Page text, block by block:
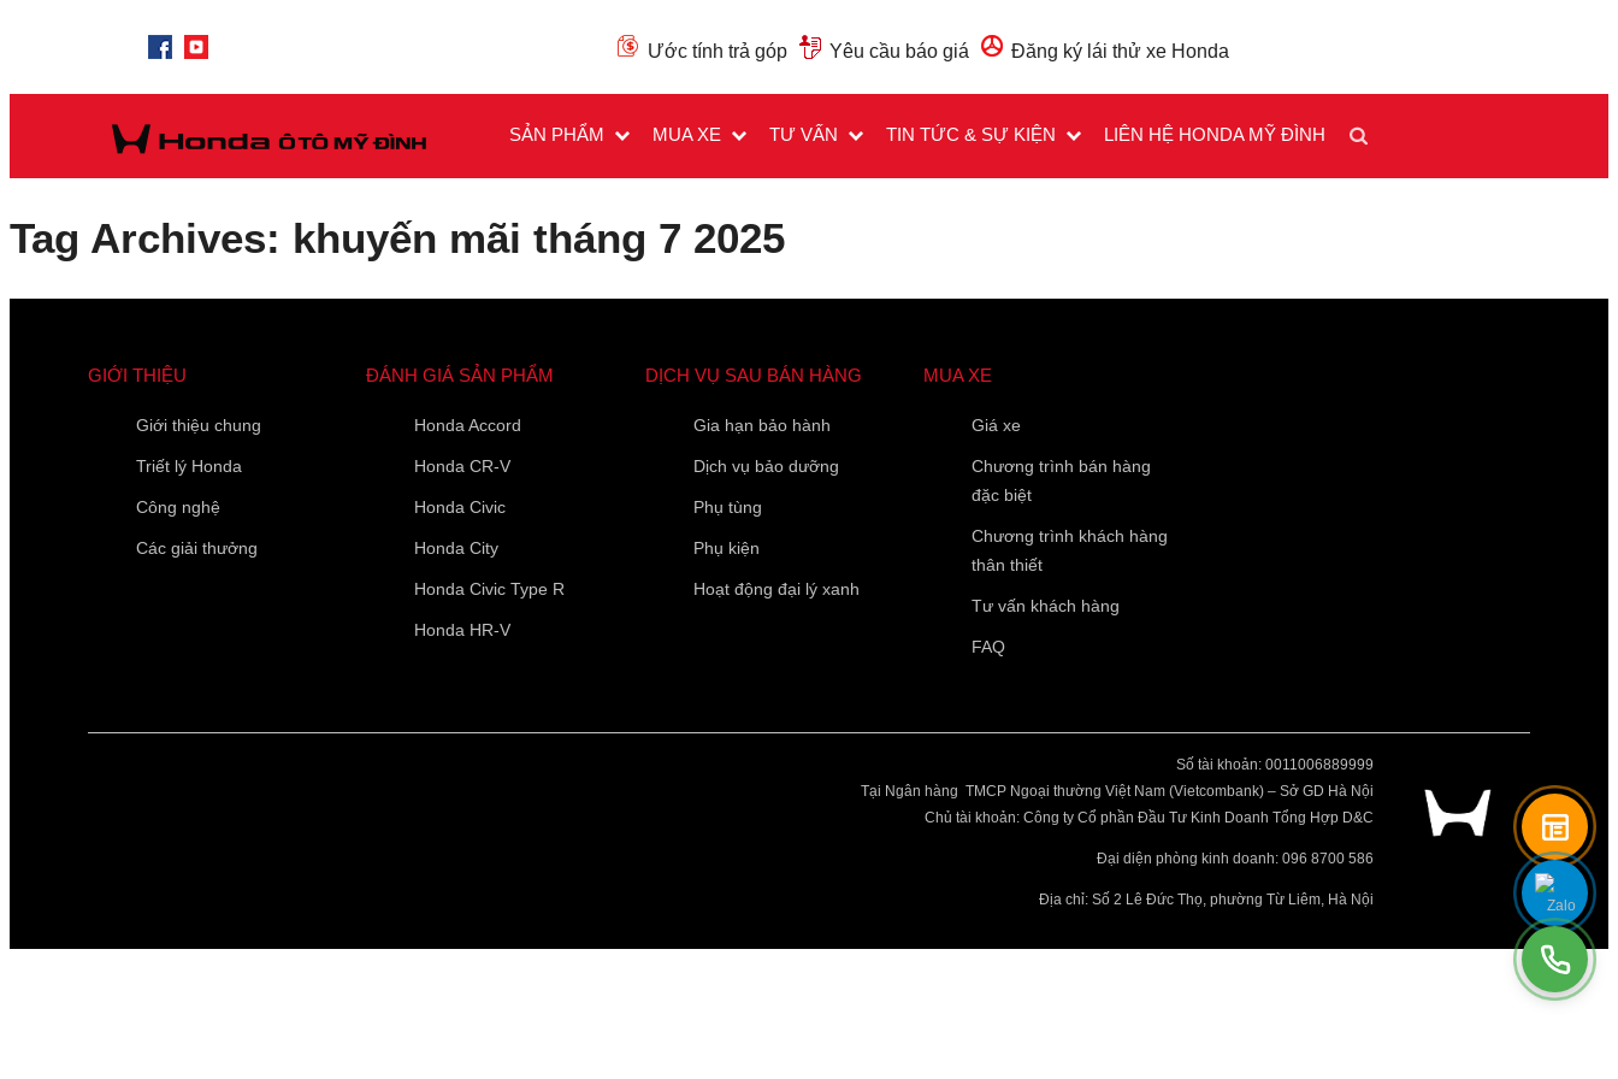
Ước tính trả góp Yêu cầu báo giá Đăng ký lái thử xe Honda
SẢN PHẨM MUA XE TƯ VẤN TIN TỨC & SỰ KIỆN LIÊN HỆ HONDA MỸ ĐÌNH
Tag Archives: khuyến mãi tháng 7 2025
GIỚI THIỆU
Giới thiệu chung
Triết lý Honda
Công nghệ
Các giải thưởng
ĐÁNH GIÁ SẢN PHẨM
Honda Accord
Honda CR-V
Honda Civic
Honda City
Honda Civic Type R
Honda HR-V
DỊCH VỤ SAU BÁN HÀNG
Gia hạn bảo hành
Dịch vụ bảo dưỡng
Phụ tùng
Phụ kiện
Hoạt động đại lý xanh
MUA XE
Giá xe
Chương trình bán hàng
đặc biệt
Chương trình khách hàng
thân thiết
Tư vấn khách hàng
FAQ
Số tài khoản: 0011006889999
Tại Ngân hàng TMCP Ngoại thường Việt Nam (Vietcombank) – Sở GD Hà Nội
Chủ tài khoản: Công ty Cổ phần Đầu Tư Kinh Doanh Tổng Hợp D&C
Đại diện phòng kinh doanh: 096 8700 586
Địa chỉ: Số 2 Lê Đức Thọ, phường Từ Liêm, Hà Nội
Các trường được đánh dấu *là bắt buộc
10 của 10 Ký tự còn lại